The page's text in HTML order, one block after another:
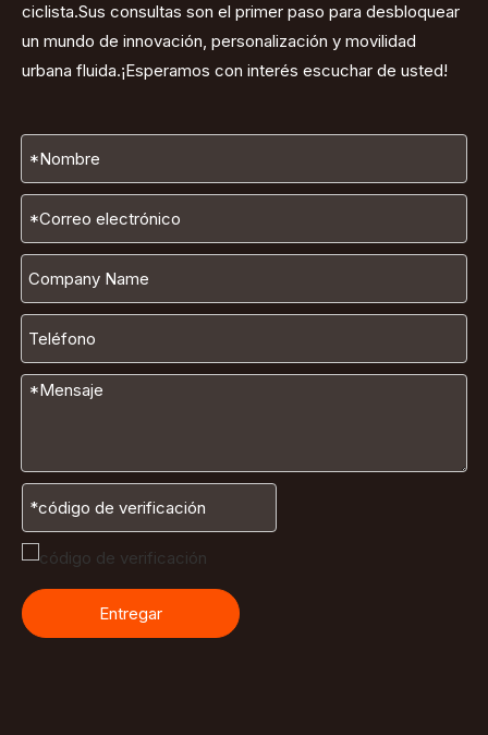
ciclista.Sus consultas son el primer paso para desbloquear
un mundo de innovación, personalización y movilidad
urbana fluida.¡Esperamos con interés escuchar de usted!
Entregar